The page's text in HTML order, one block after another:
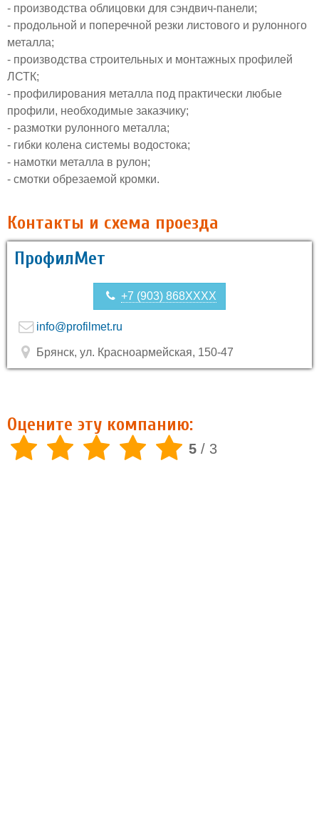
- производства облицовки для сэндвич-панели;
- продольной и поперечной резки листового и рулонного
металла;
- производства строительных и монтажных профилей
ЛСТК;
- профилирования металла под практически любые
профили, необходимые заказчику;
- размотки рулонного металла;
- гибки колена системы водостока;
- намотки металла в рулон;
- смотки обрезаемой кромки.
Контакты и схема проезда
ПрофилМет
+7 (903) 868XXXX
info@profilmet.ru
Брянск, ул. Красноармейская, 150-47
Оцените эту компанию:
5 / 3